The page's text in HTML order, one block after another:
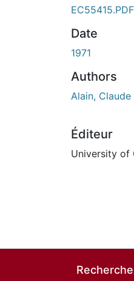
EC55415.PDF
Date
1971
Authors
Alain, Claude
Éditeur
University of